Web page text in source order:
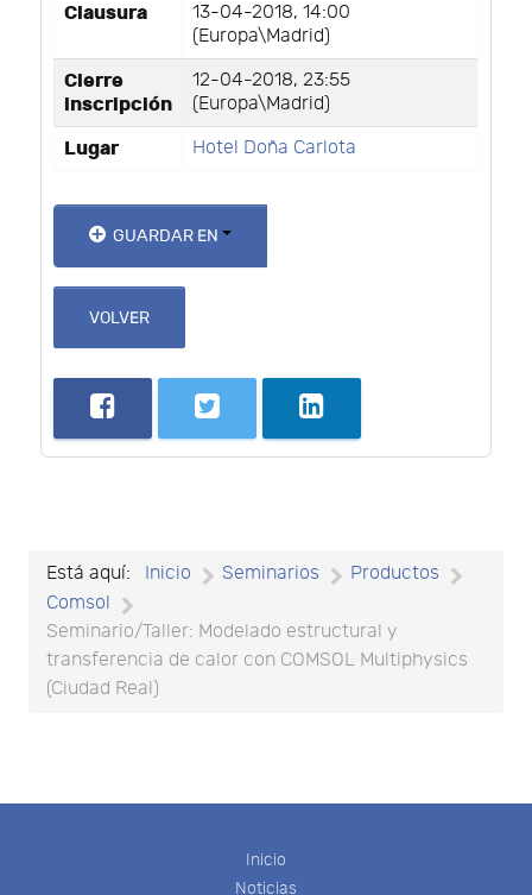
Clausura
13-04-2018, 14:00
(Europa\Madrid)
Cierre
inscripción
12-04-2018, 23:55
(Europa\Madrid)
Lugar Hotel Doña Carlota
GUARDAR EN
VOLVER
Está aquí: Inicio Seminarios
Productos
Comsol
Seminario/Taller: Modelado estructural y
transferencia de calor con COMSOL Multiphysics
(Ciudad Real)
Inicio
Noticias